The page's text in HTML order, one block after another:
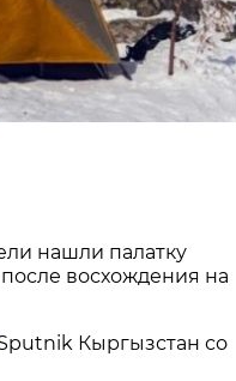
нашли палатку
восхождения на
Кыргызстан со